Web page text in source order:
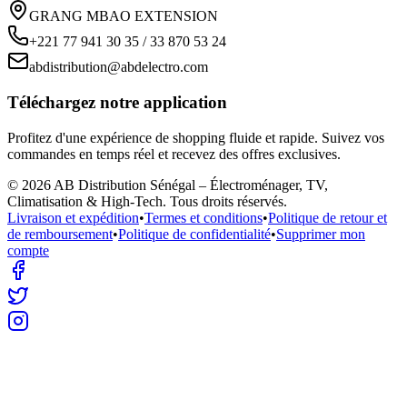
GRANG MBAO EXTENSION
+221 77 941 30 35 / 33 870 53 24
abdistribution@abdelectro.com
Téléchargez notre application
Profitez d'une expérience de shopping fluide et rapide. Suivez vos
commandes en temps réel et recevez des offres exclusives.
© 2026 AB Distribution Sénégal – Électroménager, TV,
Climatisation & High-Tech. Tous droits réservés.
Livraison et expédition•Termes et conditions•Politique de retour et
de remboursement•Politique de confidentialité•Supprimer mon
compte